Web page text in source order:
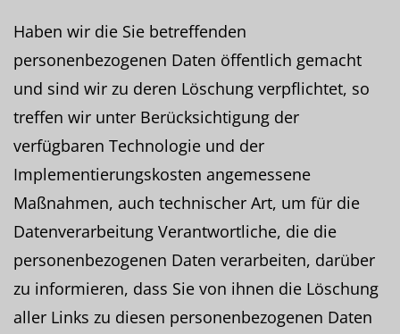
Haben wir die Sie betreffenden
personenbezogenen Daten öffentlich gemacht
und sind wir zu deren Löschung verpflichtet, so
treffen wir unter Berücksichtigung der
verfügbaren Technologie und der
Implementierungskosten angemessene
Maßnahmen, auch technischer Art, um für die
Datenverarbeitung Verantwortliche, die die
personenbezogenen Daten verarbeiten, darüber
zu informieren, dass Sie von ihnen die Löschung
aller Links zu diesen personenbezogenen Daten